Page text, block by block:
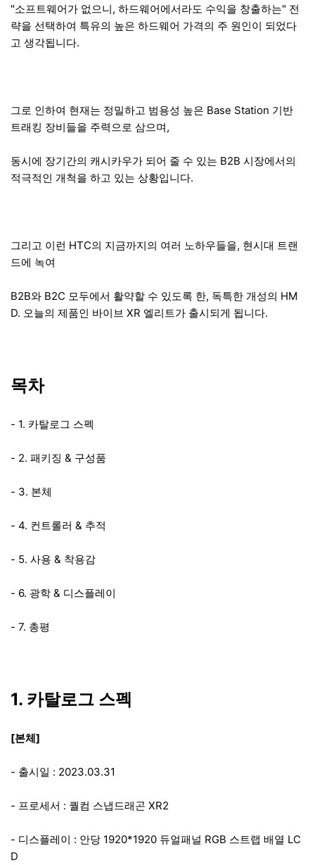
"소프트웨어가 없으니, 하드웨어에서라도 수익을 창출하는" 전
략을 선택하여 특유의 높은 하드웨어 가격의 주 원인이 되었다
고 생각됩니다.
그로 인하여 현재는 정밀하고 범용성 높은 Base Station 기반
트래킹 장비들을 주력으로 삼으며,
동시에 장기간의 캐시카우가 되어 줄 수 있는 B2B 시장에서의
적극적인 개척을 하고 있는 상황입니다.
그리고 이런 HTC의 지금까지의 여러 노하우들을, 현시대 트랜
드에 녹여
B2B와 B2C 모두에서 활약할 수 있도록 한, 독특한 개성의 HM
D. 오늘의 제품인 바이브 XR 엘리트가 출시되게 됩니다.
목차
- 1. 카탈로그 스펙
- 2. 패키징 & 구성품
- 3. 본체
- 4. 컨트롤러 & 추적
- 5. 사용 & 착용감
- 6. 광학 & 디스플레이
- 7. 총평
1. 카탈로그 스펙
[본체]
- 출시일 : 2023.03.31
- 프로세서 : 퀄컴 스냅드래곤 XR2
- 디스플레이 : 안당 1920*1920 듀얼패널 RGB 스트랩 배열 LC
D